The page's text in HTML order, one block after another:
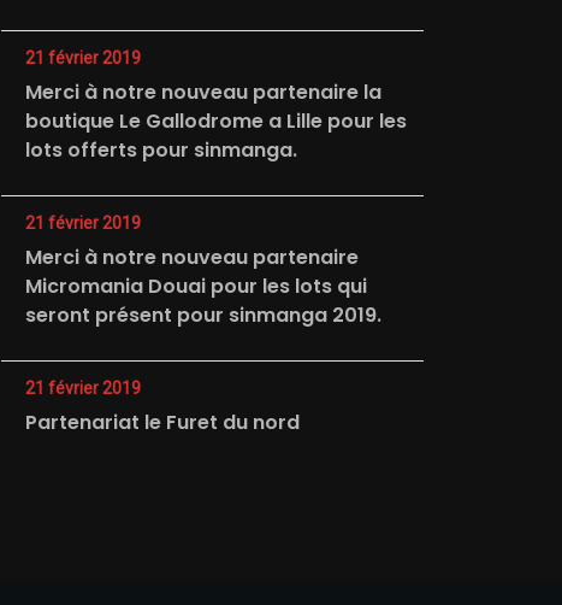
21 février 2019
Merci à notre nouveau partenaire la
boutique Le Gallodrome a Lille pour les
lots offerts pour sinmanga.
21 février 2019
Merci à notre nouveau partenaire
Micromania Douai pour les lots qui
seront présent pour sinmanga 2019.
21 février 2019
Partenariat le Furet du nord